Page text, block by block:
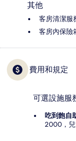
其他
客房清潔服
客房內保險
費用和規定
可選設施服
吃到飽自
2000，